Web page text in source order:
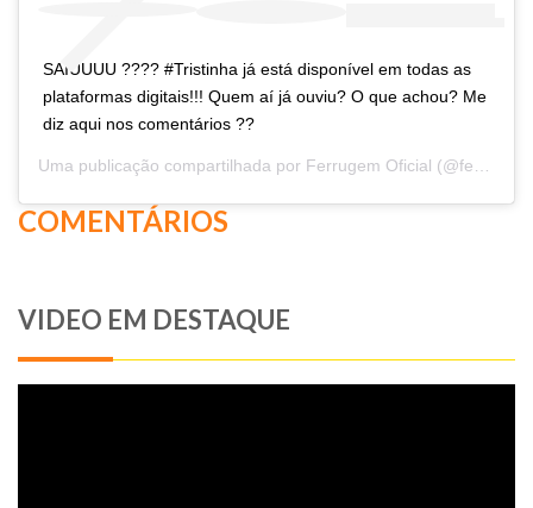
SAIUUUU ???? #Tristinha já está disponível em todas as
plataformas digitais!!! Quem aí já ouviu? O que achou? Me
diz aqui nos comentários ??
Uma publicação compartilhada por Ferrugem Oficial (@ferrugem) em
COMENTÁRIOS
VIDEO EM DESTAQUE